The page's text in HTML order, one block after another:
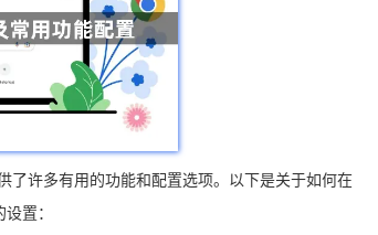
许多有用的功能和配置选项。以下是关于如何在
置：